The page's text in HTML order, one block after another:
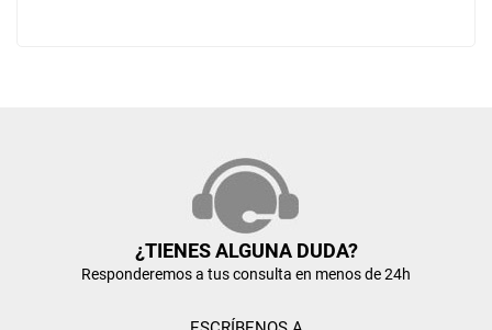
¿TIENES ALGUNA DUDA?
Responderemos a tus consulta en menos de 24h